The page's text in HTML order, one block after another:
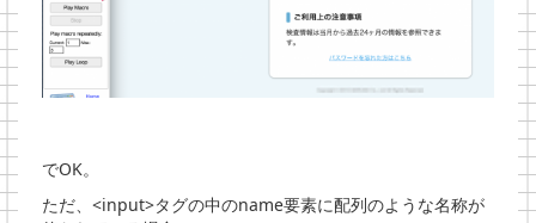
でOK。
ただ、<input>タグの中のname要素に配列のような名称が